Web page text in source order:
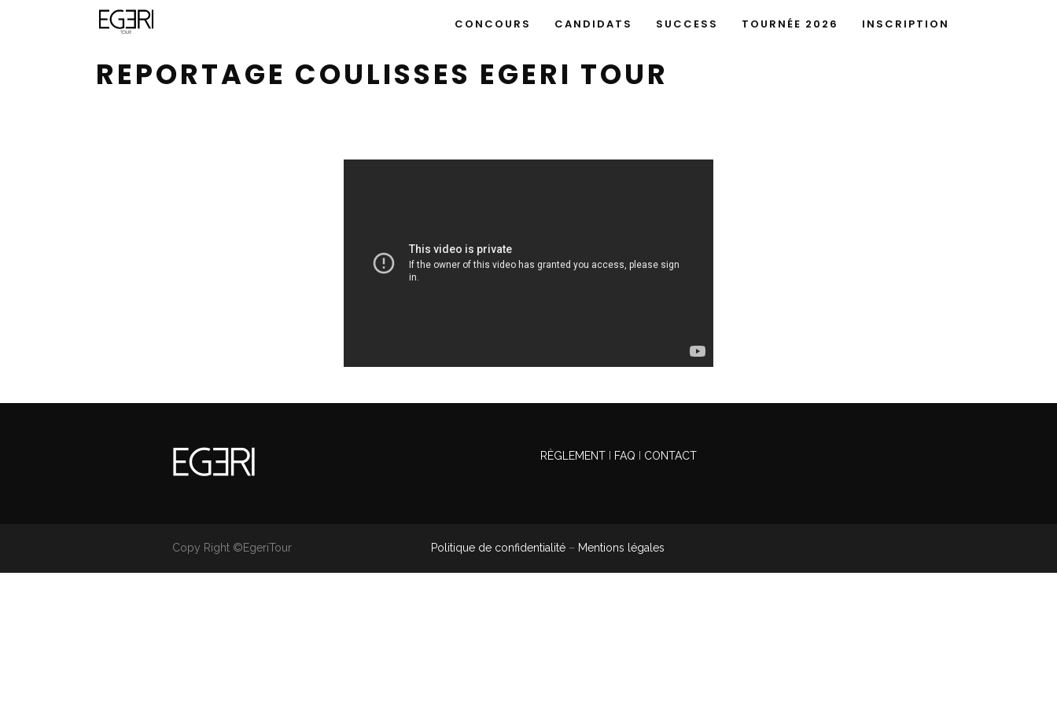
CONCOURS CANDIDATS SUCCESS TOURNÉE 2026 INSCRIPTION
REPORTAGE COULISSES EGERI TOUR
RÈGLEMENT FAQ CONTACT
Copy Right ©EgeriTour Politique de confidentialité – Mentions légales